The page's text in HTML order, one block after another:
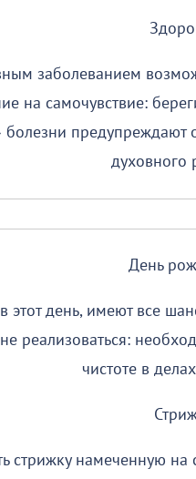
заболеванием
на самочувствие:
болезни предупреждают
духовного
День
этот день, имеют все
реализоваться:
чистоте в
стрижку намеченную на